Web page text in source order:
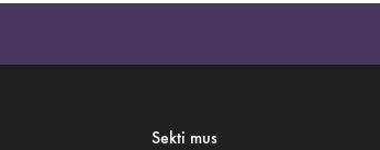
Sekti mus